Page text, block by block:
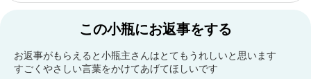
この小瓶にお返事をする
お返事がもらえると小瓶主さんはとてもうれしいと思います
すごくやさしい言葉をかけてあげてほしいです